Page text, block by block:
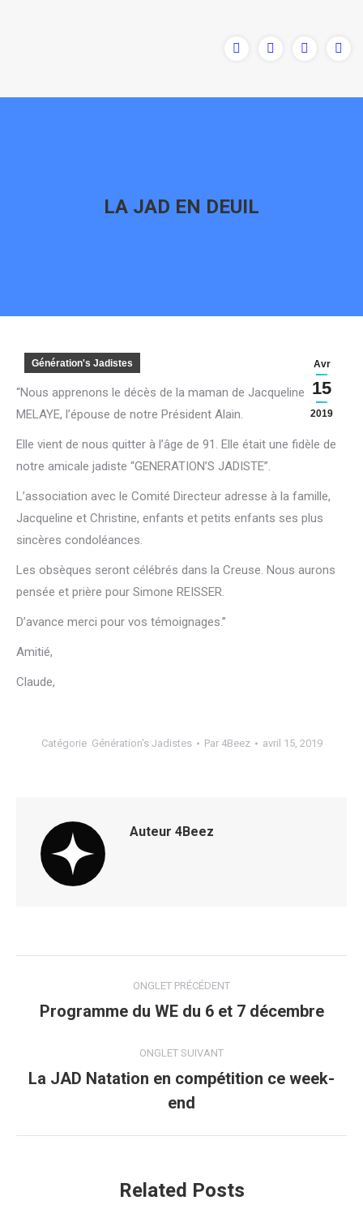
LA JAD EN DEUIL
Avr
15
2019
Génération's Jadistes
“Nous apprenons le décès de la maman de Jacqueline
MELAYE, l’épouse de notre Président Alain.
Elle vient de nous quitter à l’âge de 91. Elle était une fidèle de
notre amicale jadiste “GENERATION’S JADISTE”.
L’association avec le Comité Directeur adresse à la famille,
Jacqueline et Christine, enfants et petits enfants ses plus
sincères condoléances.
Les obsèques seront célébrés dans la Creuse. Nous aurons
pensée et prière pour Simone REISSER.
D’avance merci pour vos témoignages.”
Amitié,
Claude,
Catégorie Génération's Jadistes Par 4Beez avril 15, 2019
Auteur 4Beez
de
commentaire
ONGLET PRÉCÉDENT
Onglet
Programme du WE du 6 et 7 décembre
ONGLET SUIVANT
Onglet
suivant
La JAD Natation en compétition ce week-
end
Related Posts